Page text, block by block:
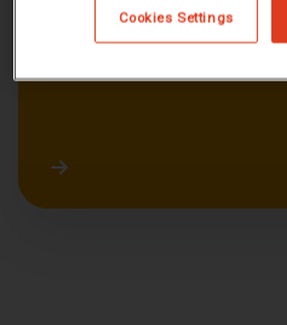
Cookies Settings